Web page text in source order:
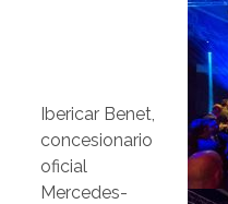
Ibericar Benet,
concesionario
oficial
Mercedes-